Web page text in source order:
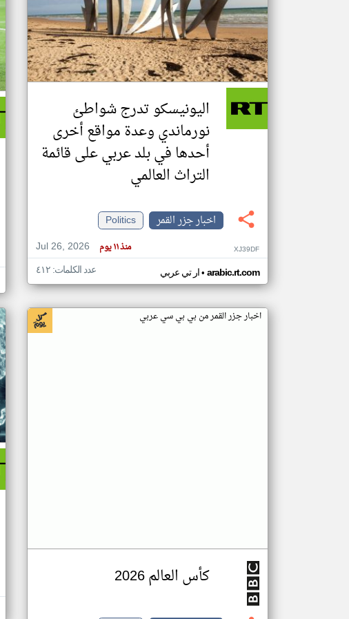
اليونيسكو تدرج شواطئ
نورماندي وعدة مواقع أخرى
أحدها في بلد عربي على قائمة
التراث العالمي
اخبار جزر القمر
Politics
Jul 26, 2026
منذ ١١ يوم XJ39DF
ار تي عربي• arabic.rt.com عدد الكلمات: ٤١٢
اخبار جزر القمر من بي بي سي عربي
كأس العالم 2026